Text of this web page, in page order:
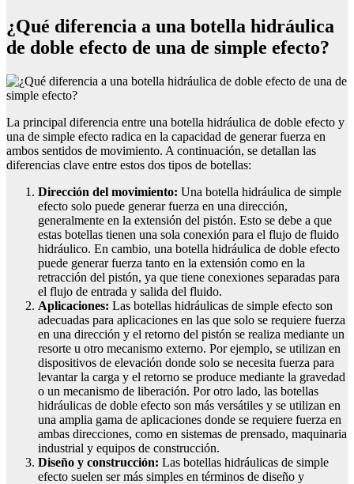
¿Qué diferencia a una botella hidráulica
de doble efecto de una de simple efecto?
La principal diferencia entre una botella hidráulica de doble efecto y
una de simple efecto radica en la capacidad de generar fuerza en
ambos sentidos de movimiento. A continuación, se detallan las
diferencias clave entre estos dos tipos de botellas:
Dirección del movimiento: Una botella hidráulica de simple
efecto solo puede generar fuerza en una dirección,
generalmente en la extensión del pistón. Esto se debe a que
estas botellas tienen una sola conexión para el flujo de fluido
hidráulico. En cambio, una botella hidráulica de doble efecto
puede generar fuerza tanto en la extensión como en la
retracción del pistón, ya que tiene conexiones separadas para
el flujo de entrada y salida del fluido.
Aplicaciones: Las botellas hidráulicas de simple efecto son
adecuadas para aplicaciones en las que solo se requiere fuerza
en una dirección y el retorno del pistón se realiza mediante un
resorte u otro mecanismo externo. Por ejemplo, se utilizan en
dispositivos de elevación donde solo se necesita fuerza para
levantar la carga y el retorno se produce mediante la gravedad
o un mecanismo de liberación. Por otro lado, las botellas
hidráulicas de doble efecto son más versátiles y se utilizan en
una amplia gama de aplicaciones donde se requiere fuerza en
ambas direcciones, como en sistemas de prensado, maquinaria
industrial y equipos de construcción.
Diseño y construcción: Las botellas hidráulicas de simple
efecto suelen ser más simples en términos de diseño y